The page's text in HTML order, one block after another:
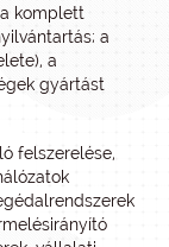
komplett
a
a
gyártást
felszerelése,